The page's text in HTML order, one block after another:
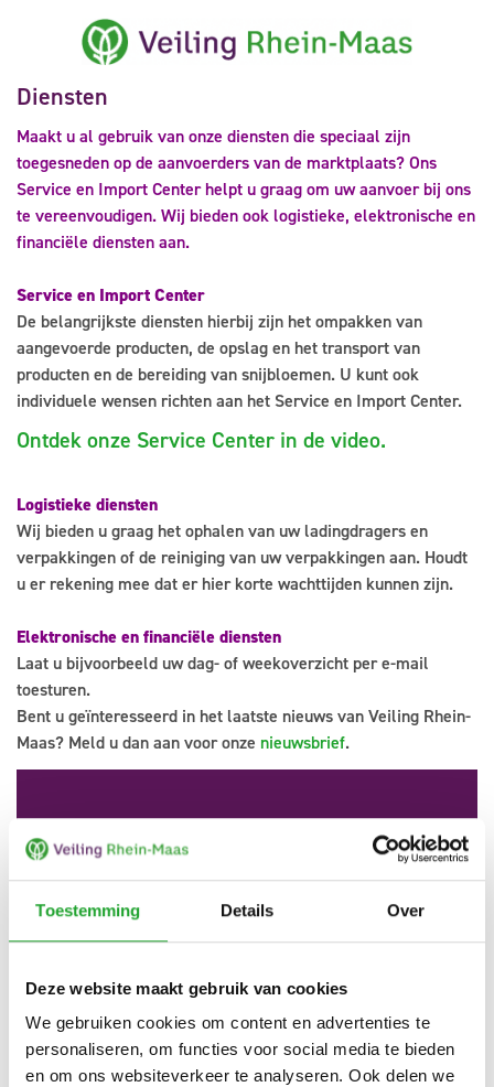
Toestemming Details Over
Deze website maakt gebruik van cookies
We gebruiken cookies om content en advertenties te
personaliseren, om functies voor social media te bieden
en om ons websiteverkeer te analyseren. Ook delen we
Diensten
Maakt u al gebruik van onze diensten die speciaal zijn
toegesneden op de aanvoerders van de marktplaats? Ons
Service en Import Center helpt u graag om uw aanvoer bij ons
te vereenvoudigen. Wij bieden ook logistieke, elektronische en
financiële diensten aan.
Service en Import Center
De belangrijkste diensten hierbij zijn het ompakken van
aangevoerde producten, de opslag en het transport van
producten en de bereiding van snijbloemen. U kunt ook
individuele wensen richten aan het Service en Import Center.
Ontdek onze Service Center in de video.
Logistieke diensten
Wij bieden u graag het ophalen van uw ladingdragers en
verpakkingen of de reiniging van uw verpakkingen aan. Houdt
u er rekening mee dat er hier korte wachttijden kunnen zijn.
Elektronische en financiële diensten
Laat u bijvoorbeeld uw dag- of weekoverzicht per e-mail
toesturen.
Bent u geïnteresseerd in het laatste nieuws van Veiling Rhein-
Maas? Meld u dan aan voor onze nieuwsbrief.
Wilt u gebruik maken van onze diensten?
assortimentsmanagers.